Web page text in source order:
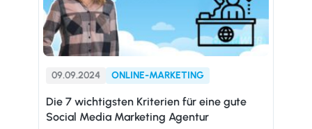
09.09.2024 ONLINE-MARKETING
Die 7 wichtigsten Kriterien für eine gute
Social Media Marketing Agentur